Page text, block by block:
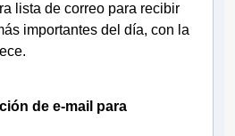
lista de correo para recibir
importantes del día, con la
de e-mail para